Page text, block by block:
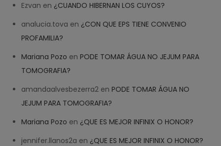
Ezvan en ¿CUANDO HIBERNAN LOS CUYOS?
analucia.tova en ¿CON QUE EPS TIENE CONVENIO
PROFAMILIA?
Mariana Pozo enPODE TOMAR ÁGUA NO JEJUM PARA
TOMOGRAFIA?
amandaalvesbezerra2 enPODE TOMAR ÁGUA NO
JEJUM PARA TOMOGRAFIA?
Mariana Pozo en ¿QUE ES MEJOR INFINIX O HONOR?
jennifer.llanos2a en ¿QUE ES MEJOR INFINIX O HONOR?